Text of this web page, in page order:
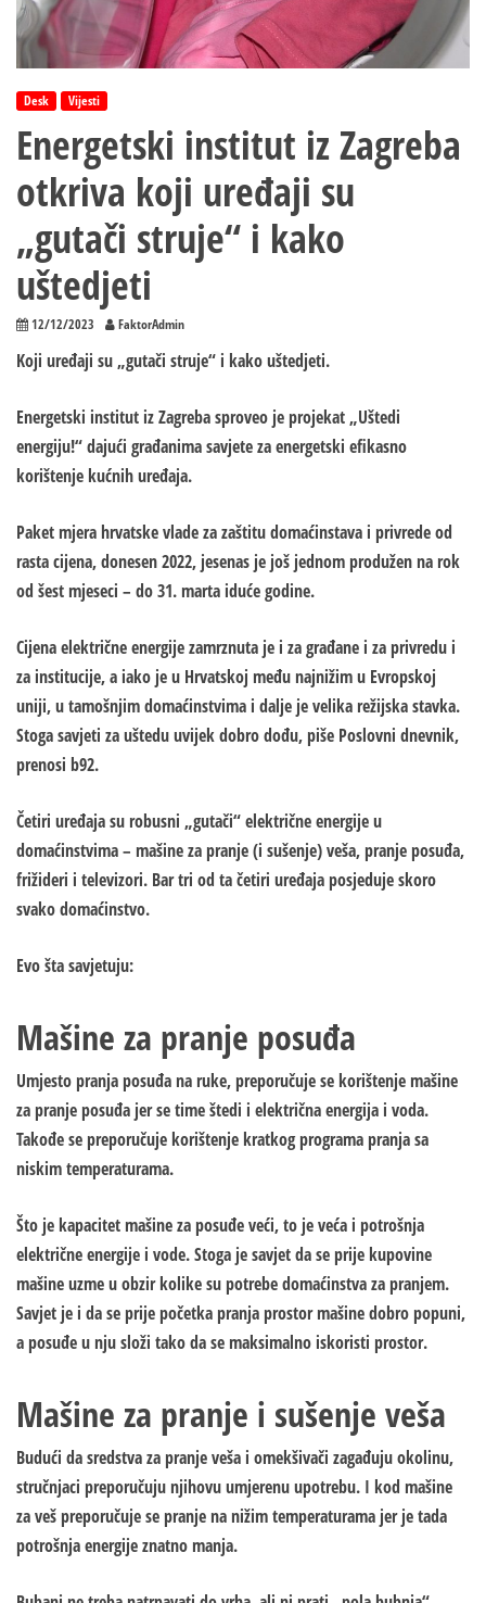
Desk Vijesti
Energetski institut iz Zagreba
otkriva koji uređaji su
„gutači struje“ i kako
uštedjeti
12/12/2023 FaktorAdmin
Koji uređaji su „gutači struje“ i kako uštedjeti.
Energetski institut iz Zagreba sproveo je projekat „Uštedi
energiju!“ dajući građanima savjete za energetski efikasno
korištenje kućnih uređaja.
Paket mjera hrvatske vlade za zaštitu domaćinstava i privrede od
rasta cijena, donesen 2022, jesenas je još jednom produžen na rok
od šest mjeseci – do 31. marta iduće godine.
Cijena električne energije zamrznuta je i za građane i za privredu i
za institucije, a iako je u Hrvatskoj među najnižim u Evropskoj
uniji, u tamošnjim domaćinstvima i dalje je velika režijska stavka.
Stoga savjeti za uštedu uvijek dobro dođu, piše Poslovni dnevnik,
prenosi b92.
Četiri uređaja su robusni „gutači“ električne energije u
domaćinstvima – mašine za pranje (i sušenje) veša, pranje posuđa,
frižideri i televizori. Bar tri od ta četiri uređaja posjeduje skoro
svako domaćinstvo.
Evo šta savjetuju:
Mašine za pranje posuđa
Umjesto pranja posuđa na ruke, preporučuje se korištenje mašine
za pranje posuđa jer se time štedi i električna energija i voda.
Takođe se preporučuje korištenje kratkog programa pranja sa
niskim temperaturama.
Što je kapacitet mašine za posuđe veći, to je veća i potrošnja
električne energije i vode. Stoga je savjet da se prije kupovine
mašine uzme u obzir kolike su potrebe domaćinstva za pranjem.
Savjet je i da se prije početka pranja prostor mašine dobro popuni,
a posuđe u nju složi tako da se maksimalno iskoristi prostor.
Mašine za pranje i sušenje veša
Budući da sredstva za pranje veša i omekšivači zagađuju okolinu,
stručnjaci preporučuju njihovu umjerenu upotrebu. I kod mašine
za veš preporučuje se pranje na nižim temperaturama jer je tada
potrošnja energije znatno manja.